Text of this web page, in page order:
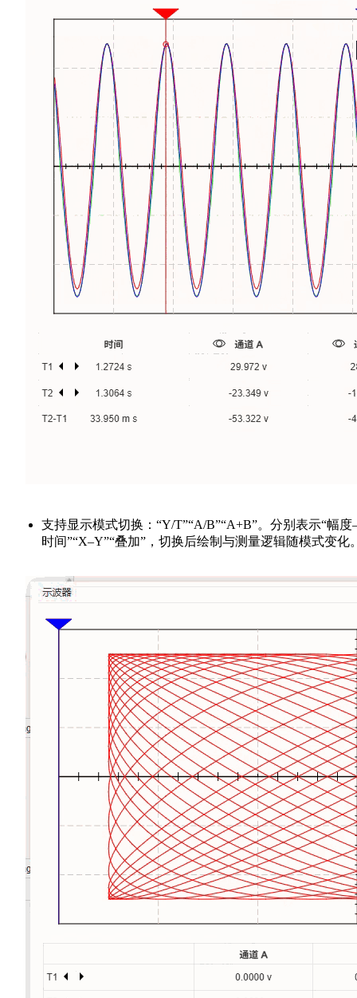
支持显示模式切换：“Y/T”“A/B”“A+B”。分别表示“幅度
时间”“X–Y”“叠加”，切换后绘制与测量逻辑随模式变化